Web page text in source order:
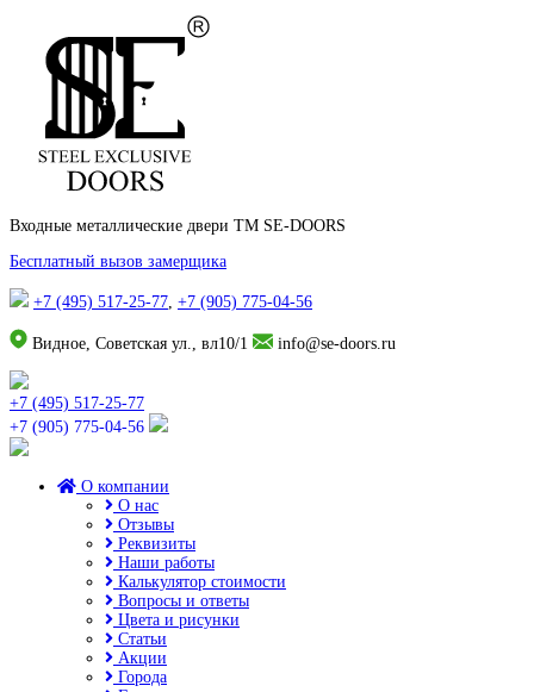
Входные металлические двери TM SE-DOORS
Бесплатный вызов замерщика
+7 (495) 517-25-77, +7 (905) 775-04-56
Видное, Советская ул., вл10/1 info@se-doors.ru
+7 (495) 517-25-77
+7 (905) 775-04-56
О компании
О нас
Отзывы
Реквизиты
Наши работы
Калькулятор стоимости
Вопросы и ответы
Цвета и рисунки
Статьи
Акции
Города